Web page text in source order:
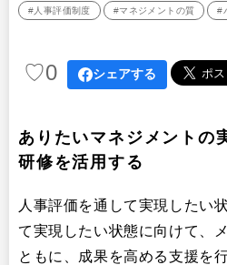
#人事評価制度 #マネジメントの質 #
♡0 シェアする
ありたいマネジメントの
研修を活用する
人事評価を通して実現したい
て実現したい状態に向けて、
ともに、成果を高める支援を